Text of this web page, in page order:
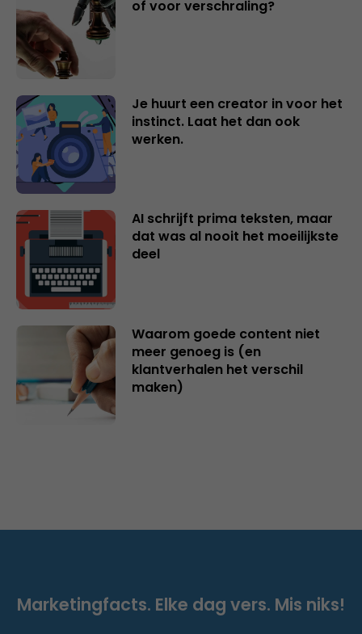
of voor verschraling?
Je huurt een creator in voor het
instinct. Laat het dan ook
werken.
AI schrijft prima teksten, maar
dat was al nooit het moeilijkste
deel
Waarom goede content niet
meer genoeg is (en
klantverhalen het verschil
maken)
Marketingfacts. Elke dag vers. Mis niks!